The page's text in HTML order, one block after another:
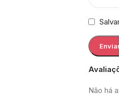
Não há